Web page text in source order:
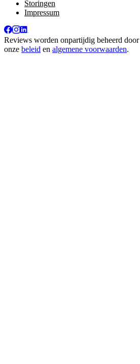
Storingen
Impressum
Reviews worden onpartijdig beheerd door
onze beleid en algemene voorwaarden.